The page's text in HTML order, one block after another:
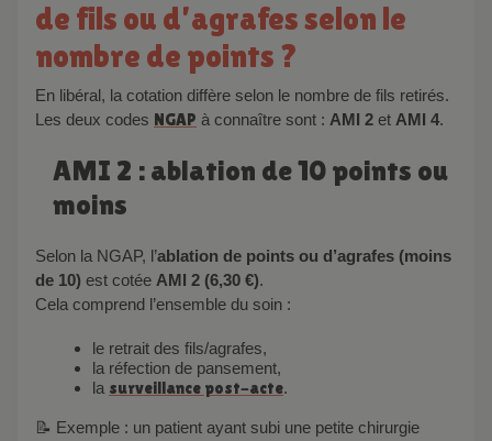
de fils ou d’agrafes selon le
nombre de points ?
En libéral, la cotation diffère selon le nombre de fils retirés.
Les deux codes NGAP à connaître sont : AMI 2 et AMI 4.
AMI 2 : ablation de 10 points ou
moins
Selon la NGAP, l’ablation de points ou d’agrafes (moins
de 10) est cotée AMI 2 (6,30 €).
Cela comprend l’ensemble du soin :
le retrait des fils/agrafes,
la réfection de pansement,
la surveillance post-acte.
📝 Exemple : un patient ayant subi une petite chirurgie